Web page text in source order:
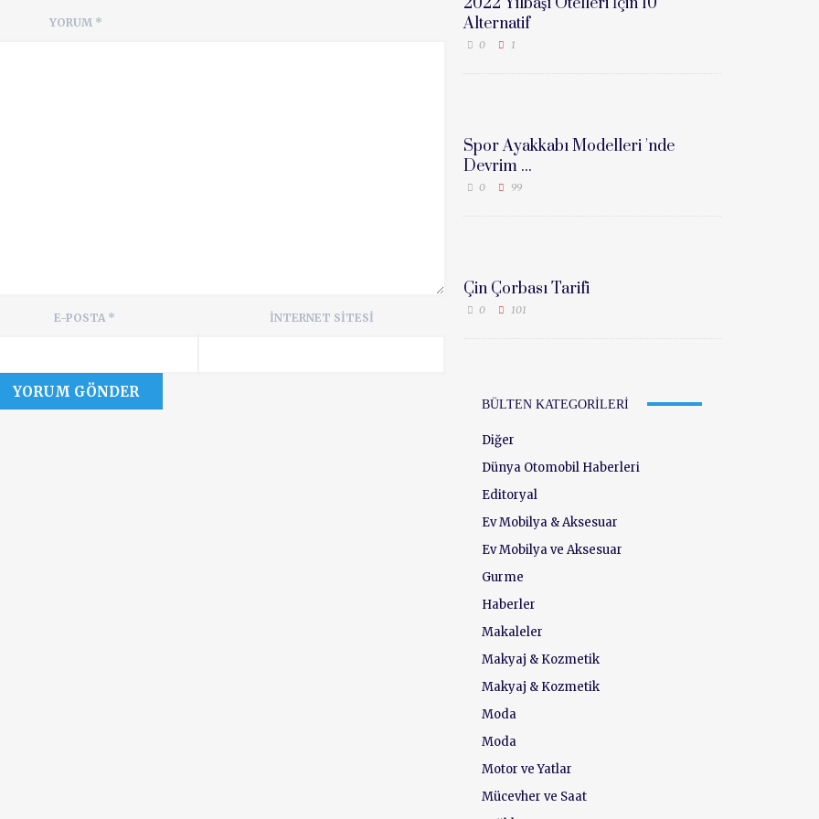
YORUM *
E-POSTA * İNTERNET SITESI
Alternatif
0 1
Spor Ayakkabı Modelleri 'nde
Devrim ...
0 99
Çin Çorbası Tarifi
0 101
BÜLTEN KATEGORILERI
Diğer
Dünya Otomobil Haberleri
Editoryal
Ev Mobilya & Aksesuar
Ev Mobilya ve Aksesuar
Gurme
Haberler
Makaleler
Makyaj & Kozmetik
Makyaj & Kozmetik
Moda
Moda
Motor ve Yatlar
Mücevher ve Saat